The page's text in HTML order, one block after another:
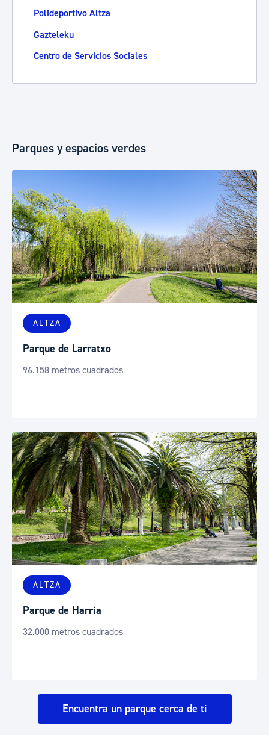
Polideportivo Altza
Gazteleku
Centro de Servicios Sociales
Parques y espacios verdes
ALTZA
Parque de Larratxo
96.158 metros cuadrados
ALTZA
Parque de Harria
32.000 metros cuadrados
Encuentra un parque cerca de ti